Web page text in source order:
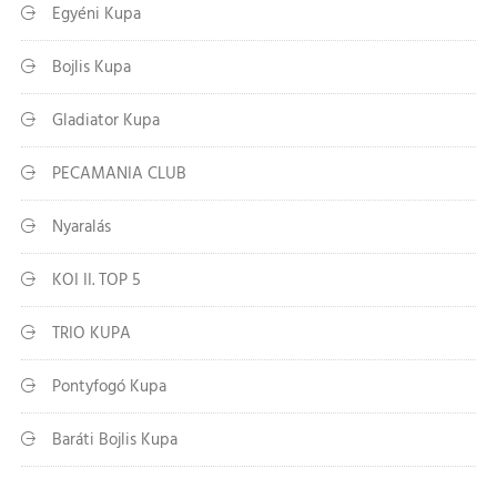
Egyéni Kupa
Bojlis Kupa
Gladiator Kupa
PECAMANIA CLUB
Nyaralás
KOI II. TOP 5
TRIO KUPA
Pontyfogó Kupa
Baráti Bojlis Kupa